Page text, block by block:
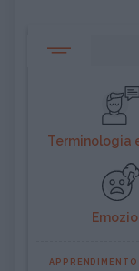
Terminologia
APPRENDIMENTO